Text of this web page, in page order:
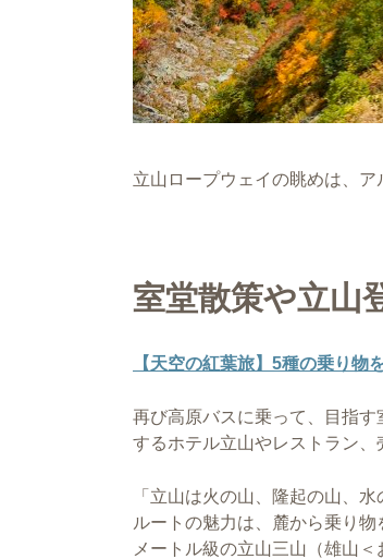
立山ロープウェイの眺めは、
室堂散策や立山
【天空の紅葉旅】5種の乗り
再び高原バスに乗って、目指
するホテル立山やレストラン、
「立山は火の山、隆起の山、
ルートの魅力は、麓から乗り
メートル級の立山三山（雄山